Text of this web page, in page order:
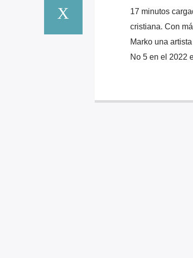
17 minutos
cristiana. Con
Marko una
No 5 en el 2022